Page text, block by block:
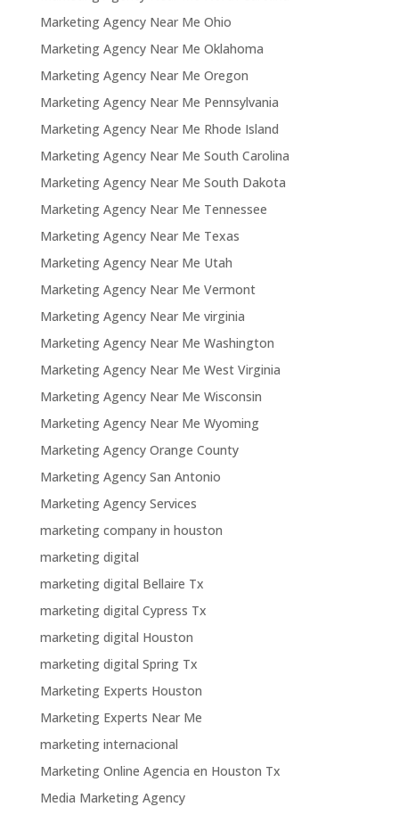
Marketing Agency Near Me Ohio
Marketing Agency Near Me Oklahoma
Marketing Agency Near Me Oregon
Marketing Agency Near Me Pennsylvania
Marketing Agency Near Me Rhode Island
Marketing Agency Near Me South Carolina
Marketing Agency Near Me South Dakota
Marketing Agency Near Me Tennessee
Marketing Agency Near Me Texas
Marketing Agency Near Me Utah
Marketing Agency Near Me Vermont
Marketing Agency Near Me virginia
Marketing Agency Near Me Washington
Marketing Agency Near Me West Virginia
Marketing Agency Near Me Wisconsin
Marketing Agency Near Me Wyoming
Marketing Agency Orange County
Marketing Agency San Antonio
Marketing Agency Services
marketing company in houston
marketing digital
marketing digital Bellaire Tx
marketing digital Cypress Tx
marketing digital Houston
marketing digital Spring Tx
Marketing Experts Houston
Marketing Experts Near Me
marketing internacional
Marketing Online Agencia en Houston Tx
Media Marketing Agency